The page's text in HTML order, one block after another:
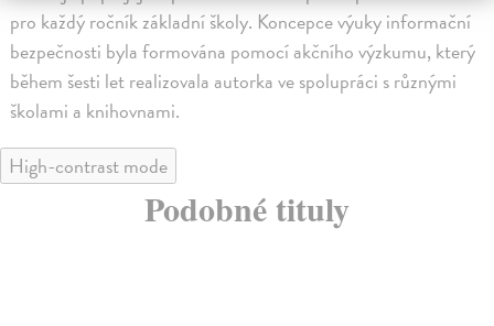
pro každý ročník základní školy. Koncepce výuky informační
bezpečnosti byla formována pomocí akčního výzkumu, který
během šesti let realizovala autorka ve spolupráci s různými
školami a knihovnami.
High-contrast mode
Podobné tituly